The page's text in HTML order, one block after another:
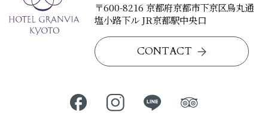
〒600-8216 京都府京都市下京区烏丸通
塩小路下ル JR京都駅中央口
CONTACT